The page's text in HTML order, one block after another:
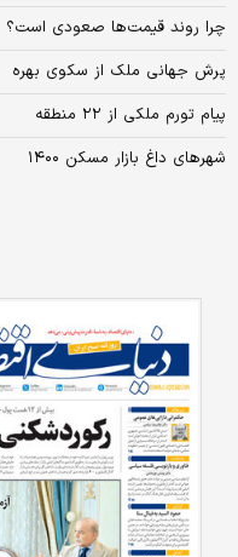
چرا روند قیمت‌ها صعودی است؟
پرش جهانی ملک از سکوی بهره
پیام تورم ملکی از ۲۲ منطقه
شهرهای داغ بازار مسکن ۱۴۰۰